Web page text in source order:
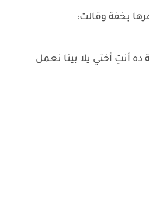
بخفة وقالت:
ده أنتِ أختي يلا بينا نعمل